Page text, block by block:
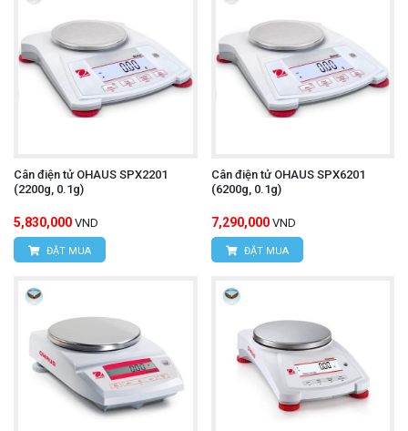
Cân điện tử OHAUS SPX2201
(2200g, 0.1g)
5,830,000 VND
ĐẶT MUA
Cân điện tử OHAUS SPX6201
(6200g, 0.1g)
7,290,000 VND
ĐẶT MUA